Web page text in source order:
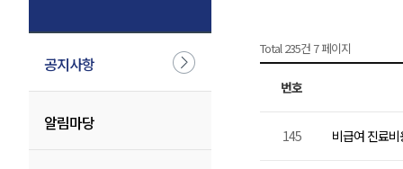
공지사항
알림마당
Total 235건 7 페이지
번호
145 비급여 진료